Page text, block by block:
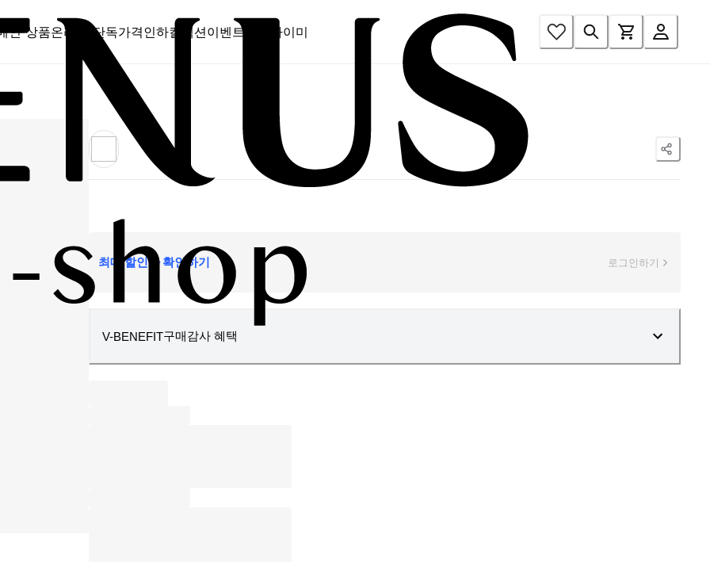
인 상품온라인 단독가격인하컬렉션이벤트 스캔바이미
최대 할인가 확인하기 로그인하기
V-BENEFIT구매감사 혜택